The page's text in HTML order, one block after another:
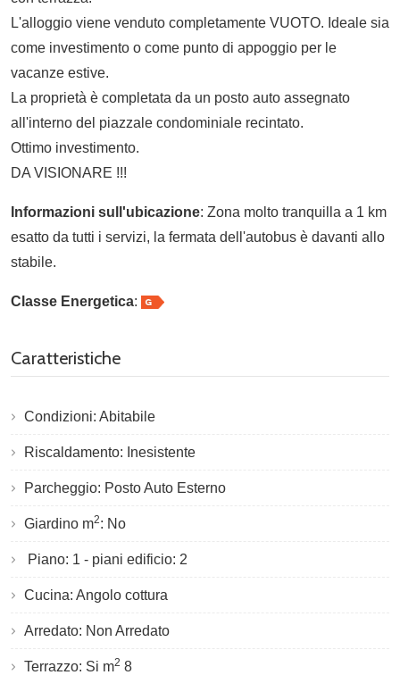
L'alloggio viene venduto completamente VUOTO. Ideale sia
come investimento o come punto di appoggio per le
vacanze estive.
La proprietà è completata da un posto auto assegnato
all'interno del piazzale condominiale recintato.
Ottimo investimento.
DA VISIONARE !!!
Informazioni sull'ubicazione: Zona molto tranquilla a 1 km
esatto da tutti i servizi, la fermata dell'autobus è davanti allo
stabile.
Classe Energetica:
Caratteristiche
Condizioni: Abitabile
Riscaldamento: Inesistente
Parcheggio: Posto Auto Esterno
Giardino m2: No
Piano: 1 - piani edificio: 2
Cucina: Angolo cottura
Arredato: Non Arredato
Terrazzo: Si m2 8